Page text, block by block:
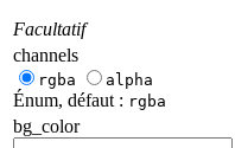
Facultatif
channels
rgba alpha
Énum, défaut : rgba
bg_color